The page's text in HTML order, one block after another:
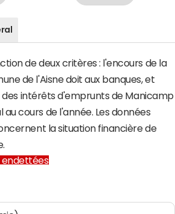
de deux critères : l'encours de la
de l'Aisne doit aux banques, et
des intérêts d'emprunts de Manicamp
cours de l'année. Les données
la situation financière de
endettées